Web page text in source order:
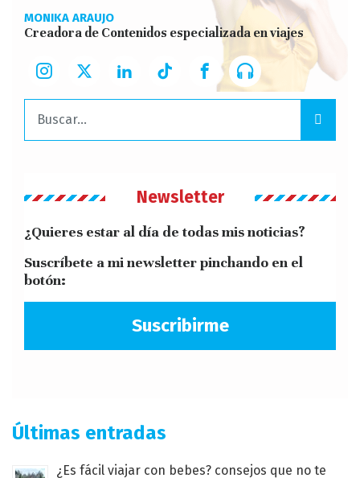
MONIKA ARAUJO
Creadora de Contenidos especializada en viajes
Buscar:
Newsletter
¿Quieres estar al día de todas mis noticias?
Suscríbete a mi newsletter pinchando en el
botón:
Suscribirme
Últimas entradas
¿Es fácil viajar con bebes? consejos que no te